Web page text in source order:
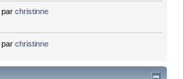
parchristinne
parchristinne